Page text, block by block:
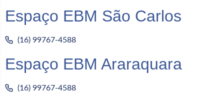
Espaço EBM São Carlos
(16) 99767-4588
Espaço EBM Araraquara
(16) 99767-4588